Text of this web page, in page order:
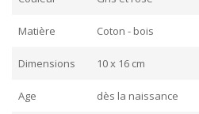
Matière Coton - bois
Dimensions 10 x 16 cm
Age dès la naissance